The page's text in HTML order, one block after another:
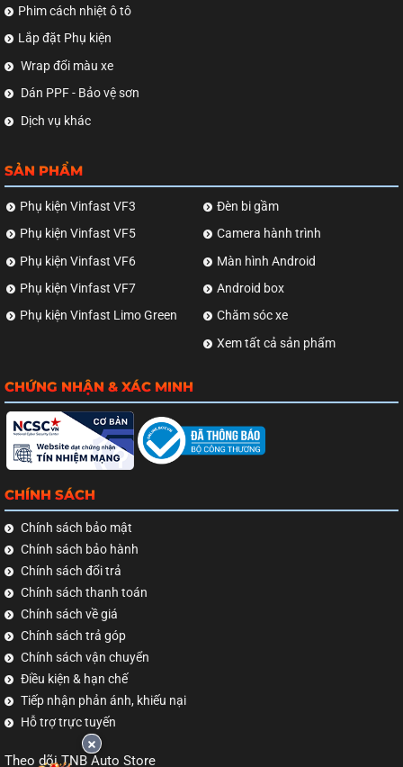
Phim cách nhiệt ô tô
Lắp đặt Phụ kiện
Wrap đổi màu xe
Dán PPF - Bảo vệ sơn
Dịch vụ khác
SẢN PHẨM
Phụ kiện Vinfast VF3
Phụ kiện Vinfast VF5
Phụ kiện Vinfast VF6
Phụ kiện Vinfast VF7
Phụ kiện Vinfast Limo Green
Đèn bi gầm
Camera hành trình
Màn hình Android
Android box
Chăm sóc xe
Xem tất cả sản phẩm
CHỨNG NHẬN & XÁC MINH
CHÍNH SÁCH
Chính sách bảo mật
Chính sách bảo hành
Chính sách đổi trả
Chính sách thanh toán
Chính sách về giá
Chính sách trả góp
Chính sách vận chuyển
Điều kiện & hạn chế
Tiếp nhận phản ánh, khiếu nại
Hỗ trợ trực tuyến
Theo dõi TNB Auto Store